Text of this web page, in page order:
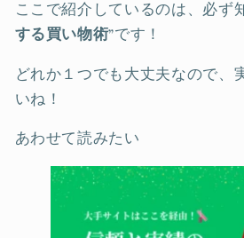
ここで紹介しているのは、必ず
する買い物術”です！
どれか１つでも大丈夫なので、
いね！
あわせて読みたい